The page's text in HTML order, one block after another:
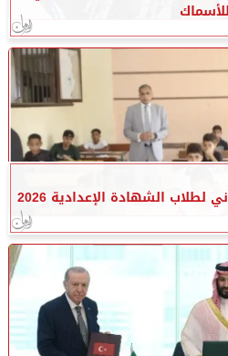
للأسماك
لطلاب الشهادة الإعدادية 2026